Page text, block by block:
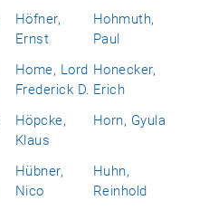
Höfner,
Ernst
Hohmuth,
Paul
Home, Lord
Frederick D.
Honecker,
Erich
Höpcke,
Klaus
Horn, Gyula
Hübner,
Nico
Huhn,
Reinhold